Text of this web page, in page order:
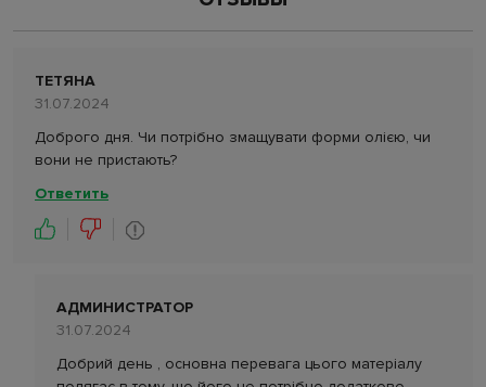
ТЕТЯНА
31.07.2024
Доброго дня. Чи потрібно змащувати форми олією, чи
вони не пристають?
Ответить
АДМИНИСТРАТОР
31.07.2024
Добрий день , основна перевага цього матеріалу